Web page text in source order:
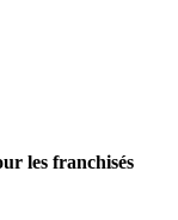
les franchisés